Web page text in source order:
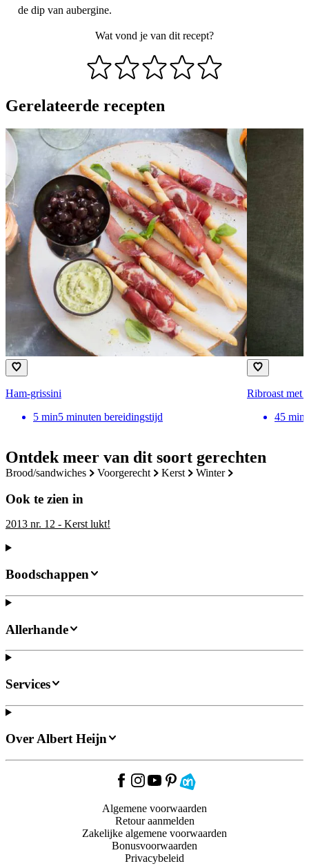
Ontdek meer van dit soort gerechten
brood/sandwiches voorgerecht kerst winter
Ook te zien in
2013 nr. 12 - Kerst lukt!
de dip van aubergine.
Wat vond je van dit recept?
Gerelateerde recepten
Ham-grissini
5 min5 minuten bereidingstijd
Ribroast met
45 min
Boodschappen
Allerhande
Services
Over Albert Heijn
Algemene voorwaarden
Retour aanmelden
Zakelijke algemene voorwaarden
Bonusvoorwaarden
Privacybeleid